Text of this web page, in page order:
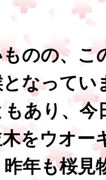
のの、こ
なってい
あり、今
をウオー
年も桜見